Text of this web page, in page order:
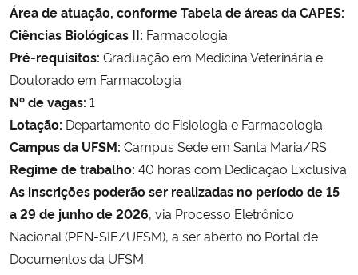
Ministério do Turismo
Ministério do Desenvolvimento Regional
Ministério da Mulher, da Família e dos Direitos Humanos
Secretaria-Geral
Secretaria de Governo
Gabinete de Segurança Institucional
Área de atuação, conforme Tabela de áreas da CAPES:
Ciências Biológicas II: Farmacologia
Pré-requisitos: Graduação em Medicina Veterinária e
Doutorado em Farmacologia
Nº de vagas: 1
Lotação: Departamento de Fisiologia e Farmacologia
Campus da UFSM: Campus Sede em Santa Maria/RS
Regime de trabalho: 40 horas com Dedicação Exclusiva
As inscrições poderão ser realizadas no período de 15
a 29 de junho de 2026, via Processo Eletrônico
Nacional (PEN-SIE/UFSM), a ser aberto no Portal de
Documentos da UFSM.